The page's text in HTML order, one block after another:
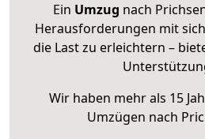
Ein Umzug nach
Herausforderungen mit
die Last zu erleichtern –
Wir haben mehr als 15
Umzügen nach